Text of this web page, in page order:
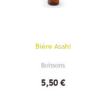
Bière Asahi
Boissons
5,50 €